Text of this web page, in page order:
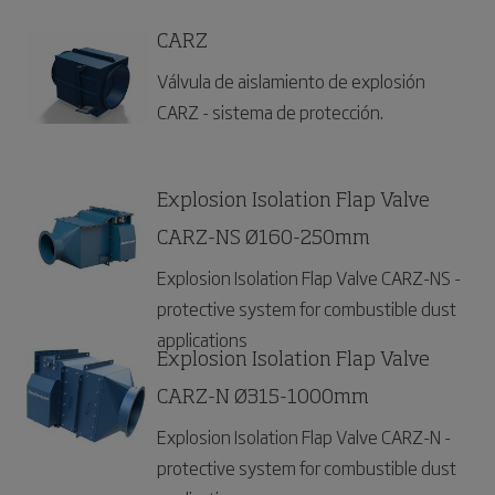
CARZ
Válvula de aislamiento de explosión
CARZ - sistema de protección.
Explosion Isolation Flap Valve
CARZ-NS Ø160-250mm
Explosion Isolation Flap Valve CARZ-NS -
protective system for combustible dust
applications
Explosion Isolation Flap Valve
CARZ-N Ø315-1000mm
Explosion Isolation Flap Valve CARZ-N -
protective system for combustible dust